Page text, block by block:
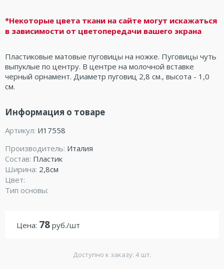
*Некоторые цвета ткани на сайте могут искажаться
в зависимости от цветопередачи вашего экрана
Пластиковые матовые пуговицы на ножке. Пуговицы чуть
выпуклые по центру. В центре на молочной вставке
черный орнамент. Диаметр пуговиц 2,8 см., высота - 1,0
см.
Информация о товаре
Артикул: И17558
Производитель: Италия
Состав: Пластик
Ширина: 2,8см
Цвет:
Тип основы:
Цена: 78руб./шт
Доступно к заказу: 4 шт.